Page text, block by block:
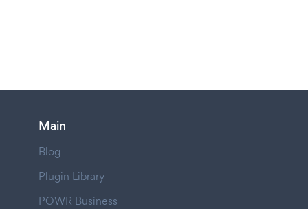
Main
Blog
Plugin Library
POWR Business